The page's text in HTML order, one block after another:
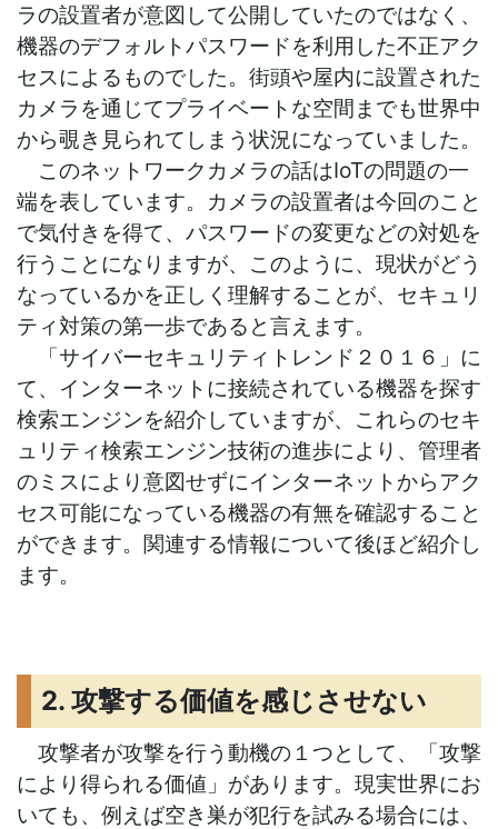
ラの設置者が意図して公開していたのではなく、
機器のデフォルトパスワードを利用した不正アク
セスによるものでした。街頭や屋内に設置された
カメラを通じてプライベートな空間までも世界中
から覗き見られてしまう状況になっていました。
このネットワークカメラの話はIoTの問題の一
端を表しています。カメラの設置者は今回のこと
で気付きを得て、パスワードの変更などの対処を
行うことになりますが、このように、現状がどう
なっているかを正しく理解することが、セキュリ
ティ対策の第一歩であると言えます。
「サイバーセキュリティトレンド２０１６」に
て、インターネットに接続されている機器を探す
検索エンジンを紹介していますが、これらのセキ
ュリティ検索エンジン技術の進歩により、管理者
のミスにより意図せずにインターネットからアク
セス可能になっている機器の有無を確認すること
ができます。関連する情報について後ほど紹介し
ます。
2. 攻撃する価値を感じさせない
攻撃者が攻撃を行う動機の１つとして、「攻撃
により得られる価値」があります。現実世界にお
いても、例えば空き巣が犯行を試みる場合には、